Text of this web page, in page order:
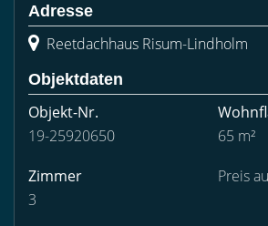
Adresse
Reetdachhaus Risum-Lindholm
Objektdaten
Objekt-Nr.
19-25920650
65 m²
Zimmer
3
Preis